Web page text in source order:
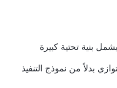
بنية تحتية كبيرة
بدلاً من نموذج التنفيذ